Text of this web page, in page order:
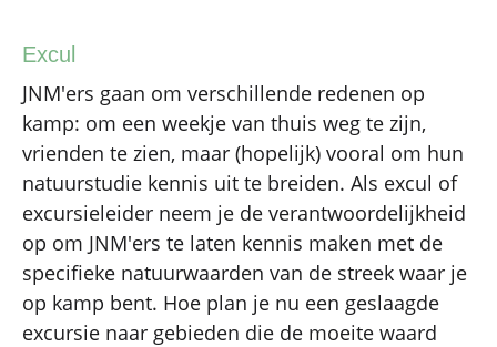
Excul
JNM'ers gaan om verschillende redenen op
kamp: om een weekje van thuis weg te zijn,
vrienden te zien, maar (hopelijk) vooral om hun
natuurstudie kennis uit te breiden. Als excul of
excursieleider neem je de verantwoordelijkheid
op om JNM'ers te laten kennis maken met de
specifieke natuurwaarden van de streek waar je
op kamp bent. Hoe plan je nu een geslaagde
excursie naar gebieden die de moeite waard